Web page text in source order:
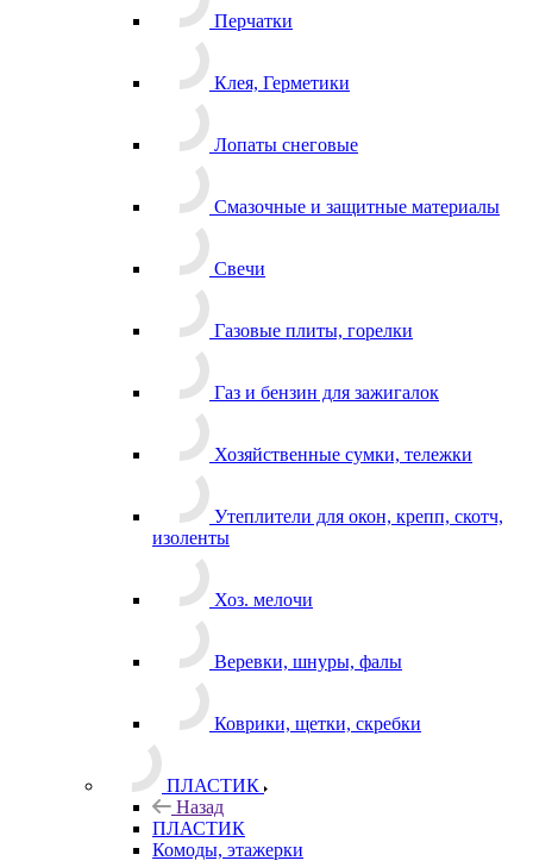
Перчатки
Клея, Герметики
Лопаты снеговые
Смазочные и защитные материалы
Свечи
Газовые плиты, горелки
Газ и бензин для зажигалок
Хозяйственные сумки, тележки
Утеплители для окон, крепп, скотч,
изоленты
Хоз. мелочи
Веревки, шнуры, фалы
Коврики, щетки, скребки
ПЛАСТИК
Назад
ПЛАСТИК
Комоды, этажерки